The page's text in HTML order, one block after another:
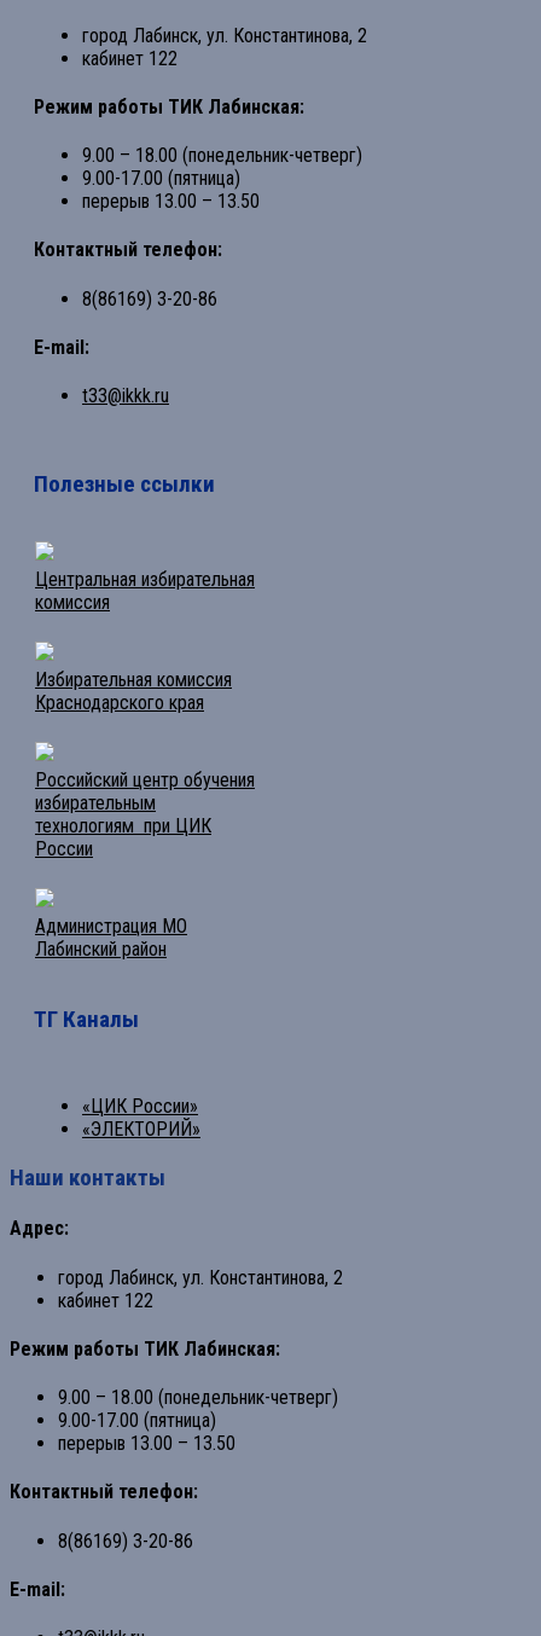
город Лабинск, ул. Константинова, 2
кабинет 122
Режим работы ТИК Лабинская:
9.00 – 18.00 (понедельник-четверг)
9.00-17.00 (пятница)
перерыв 13.00 – 13.50
Контактный телефон:
8(86169) 3-20-86
E-mail:
t33@ikkk.ru
Полезные ссылки
Центральная избирательная
комиссия
Избирательная комиссия
Краснодарского края
Российский центр обучения
избирательным
технологиям при ЦИК
России
Администрация МО
Лабинский район
ТГ Каналы
«ЦИК России»
«ЭЛЕКТОРИЙ»
Наши контакты
Адрес:
город Лабинск, ул. Константинова, 2
кабинет 122
Режим работы ТИК Лабинская:
9.00 – 18.00 (понедельник-четверг)
9.00-17.00 (пятница)
перерыв 13.00 – 13.50
Контактный телефон:
8(86169) 3-20-86
E-mail: